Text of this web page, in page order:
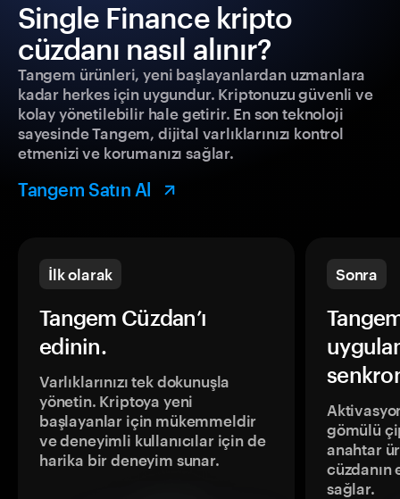
Single Finance kripto
cüzdanı nasıl alınır?
Tangem ürünleri, yeni başlayanlardan uzmanlara
kadar herkes için uygundur. Kriptonuzu güvenli ve
kolay yönetilebilir hale getirir. En son teknoloji
sayesinde Tangem, dijital varlıklarınızı kontrol
etmenizi ve korumanızı sağlar.
Tangem Satın Al
İlk olarak
Tangem Cüzdan’ı
edinin.
Varlıklarınızı tek dokunuşla
yönetin. Kriptoya yeni
başlayanlar için mükemmeldir
ve deneyimli kullanıcılar için de
harika bir deneyim sunar.
Sonra
gömülü
anahtar
sağlar.